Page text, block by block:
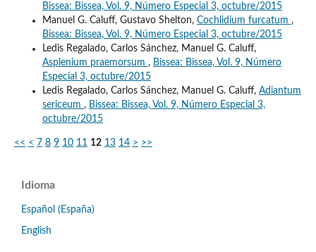
Bissea: Bissea, Vol. 9, Número Especial 3, octubre/2015
Manuel G. Caluff, Gustavo Shelton, Cochlidium furcatum ,
Bissea: Bissea, Vol. 9, Número Especial 3, octubre/2015
Ledis Regalado, Carlos Sánchez, Manuel G. Caluff,
Asplenium praemorsum , Bissea: Bissea, Vol. 9, Número
Especial 3, octubre/2015
Ledis Regalado, Carlos Sánchez, Manuel G. Caluff, Adiantum
sericeum , Bissea: Bissea, Vol. 9, Número Especial 3,
octubre/2015
<< < 7 8 9 10 11 12 13 14 > >>
Idioma
Español (España)
English